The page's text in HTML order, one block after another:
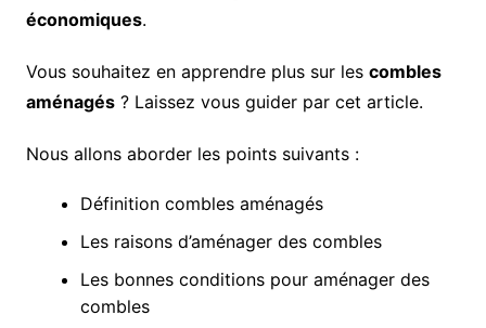
économiques.
Vous souhaitez en apprendre plus sur les combles
aménagés? Laissez vous guider par cet article.
Nous allons aborder les points suivants :
Définition combles aménagés
Les raisons d’aménager des combles
Les bonnes conditions pour aménager des
combles